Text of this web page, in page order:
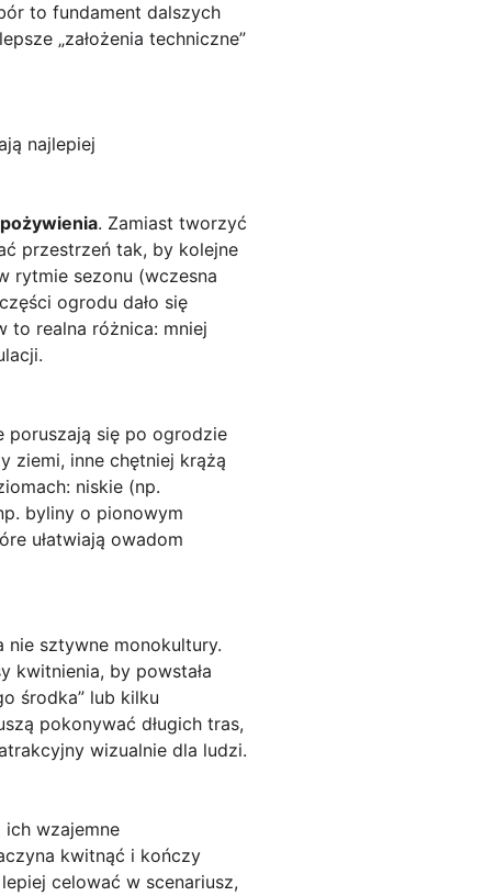
to fundament dalszych
„założenia techniczne”
najlepiej
. Zamiast tworzyć
przestrzeń tak, by kolejne
rytmie sezonu (wczesna
ogrodu dało się
realna różnica: mniej
poruszają się po ogrodzie
ziemi, inne chętniej krążą
niskie (np.
byliny o pionowym
ułatwiają owadom
nie sztywne monokultury.
kwitnienia, by powstała
środka” lub kilku
pokonywać długich tras,
wizualnie dla ludzi.
wzajemne
kwitnąć i kończy
celować w scenariusz,